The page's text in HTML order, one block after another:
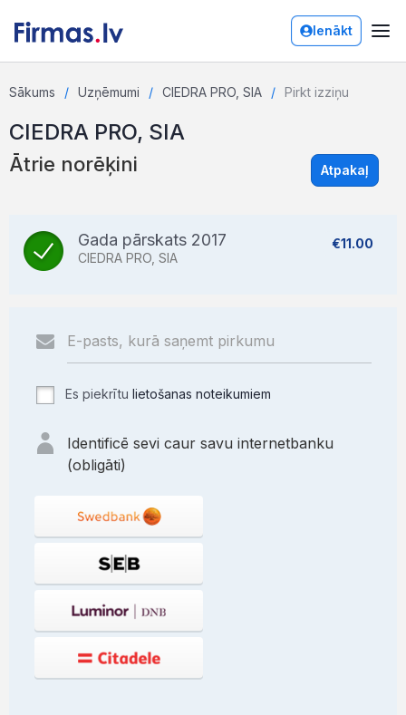
Ienākt
Sākums Uzņēmumi CIEDRA PRO, SIA Pirkt izziņu
CIEDRA PRO, SIA
Ātrie norēķini Atpakaļ
Gada pārskats 2017
CIEDRA PRO, SIA
€11.00
Es piekrītu lietošanas noteikumiem
Identificē sevi caur savu internetbanku
(obligāti)